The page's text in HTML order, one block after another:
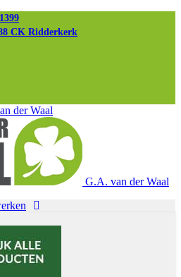
CK Ridderkerk
der Waal
G.A. van der Waal